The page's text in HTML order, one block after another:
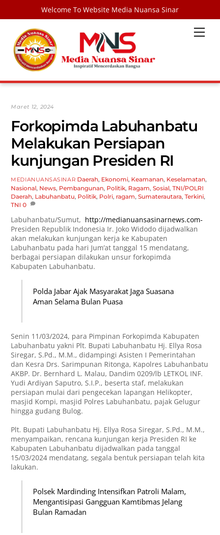
Welcome To Website Media Nuansa Sinar
content
Maret 12, 2024
Forkopimda Labuhanbatu
Melakukan Persiapan
kunjungan Presiden RI
MEDIANUANSASINAR Daerah, Ekonomi, Keamanan, Keselamatan,
Nasional, News, Pembangunan, Politik, Ragam,Sosial,TNI/POLRI
Daerah, Labuhanbatu, Politik, Polri, ragam,Sumaterautara,Terkini,
TNI 0
Labuhanbatu/Sumut, http://medianuansasinarnews.com-
Presiden Republik Indonesia Ir. Joko Widodo dijadwalkan
akan melakukan kunjungan kerja ke Kabupaten
Labuhanbatu pada hari Jum’at tanggal 15 mendatang,
berbagai persiapan dilakukan unsur forkopimda
Kabupaten Labuhanbatu.
Polda Jabar Ajak Masyarakat Jaga Suasana
Aman Selama Bulan Puasa
Senin 11/03/2024, para Pimpinan Forkopimda Kabupaten
Labuhanbatu yakni Plt. Bupati Labuhanbatu Hj. Ellya Rosa
Siregar, S.Pd., M.M., didampingi Asisten I Pemerintahan
dan Kesra Drs. Sarimpunan Ritonga, Kapolres Labuhanbatu
AKBP. Dr. Bernhard L. Malau, Dandim 0209/lb LETKOL INF.
Yudi Ardiyan Saputro, S.I.P., beserta staf, melakukan
persiapan mulai dari pengecekan lapangan Helikopter,
masjid Kompi, masjid Polres Labuhanbatu, pajak Gelugur
hingga gudang Bulog.
Plt. Bupati Labuhanbatu Hj. Ellya Rosa Siregar, S.Pd., M.M.,
menyampaikan, rencana kunjungan kerja Presiden RI ke
Kabupaten Labuhanbatu dijadwalkan pada tanggal
15/03/2024 mendatang, segala bentuk persiapan telah kita
lakukan.
Polsek Mardinding Intensifkan Patroli Malam,
Mengantisipasi Gangguan Kamtibmas Jelang
Bulan Ramadan